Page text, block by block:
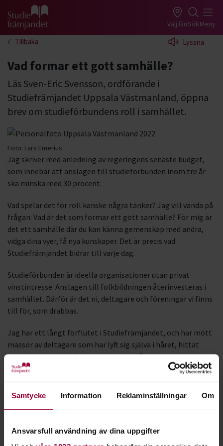
Samtycke Information Reklaminställningar Om
Ansvarsfull användning av dina uppgifter
Gå till studiefrämjandets startsida Välj länSökMeny
Tillbaka Lyssna
Vad formar ett gott samhälle?
Läs Sven-Eric Svensson, ordförande i
Studiefrämjandet Uppsala Västmanland, öppna
brev om studieförbundens roll i samhället.
Foto: Lars Emerius
Jag skriver med anledning av regeringens senaste budget,
som innebär att anslagen till studieförbunden inom tre år
ska minska med 30 procent.
Vad spelar det för roll kanske några tänker? Jag vill vända på
frågan: Vad är det som formar ett gott samhälle? För mig är
det ett samhälle där du kan känna gemenskap med andra,
vidga dina vyer, få nya kunskaper. Det är precis vad
Studiefrämjandet bidrar till varje dag.
Studieförbunden är ideella organisationer utan privat
vinstintresse. Anslagen till folkbildningen återinvesteras i
samhället. Därför är det ni, deltagare och föreningar vi finns
till för, som drabbas.
Jag har ett långt förflutet i Studiefrämjandet, och har mött
massor av deltagare som har lyft sig själva i håret, hittat
glädjen i att skapa, funnit nya vänner, fått en säkrare grund
att stå på. Alla dessa möten, där vi gjort skillnad, gör mig
övertygad om folkbildningens betydelse.
Studiefrämjandet kommer, trots nedskärningarna, fortsätta
klart att mindre pengar gör det svårare att nå ut där vi
behövs mest – på mindre orter, bland unga och personer som